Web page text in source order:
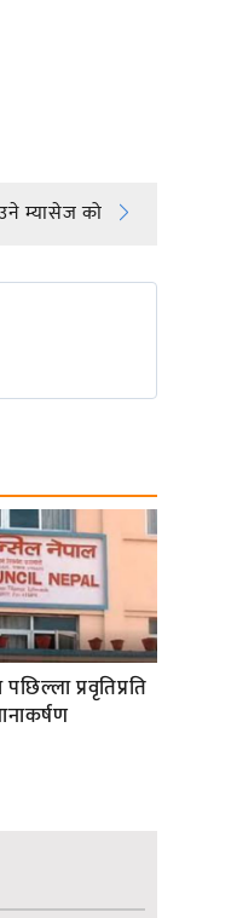
म्यासेज को
प्रवृतिप्रति